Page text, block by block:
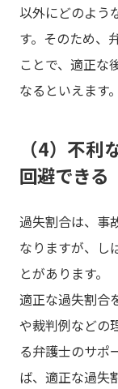
以外にどのよう
す。そのため、
ことで、適正な
なるといえます。
（4）不
回避できる
過失割合は、事
なりますが、し
とがあります。
適正な過失割合
や裁判例などの
る弁護士のサポ
ば、適正な過失